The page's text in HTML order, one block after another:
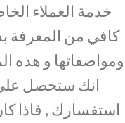
خدمة العملاء
كافي من المعرفة
ومواصفاتها و هذه
انك ستحصل
استفسارك , فاذا